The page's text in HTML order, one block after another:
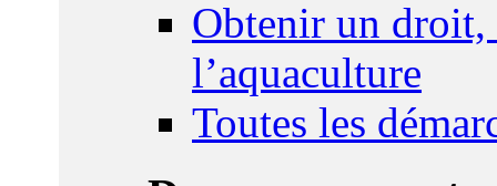
Obtenir un droit,
l’aquaculture
Toutes les